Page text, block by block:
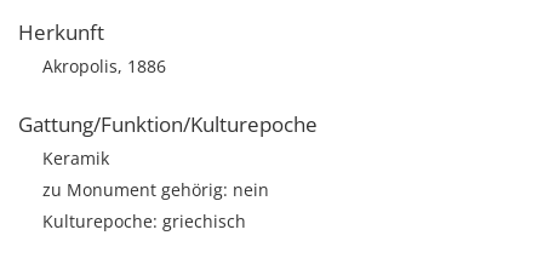
Herkunft
Akropolis, 1886
Gattung/Funktion/Kulturepoche
Keramik
zu Monument gehörig: nein
Kulturepoche: griechisch